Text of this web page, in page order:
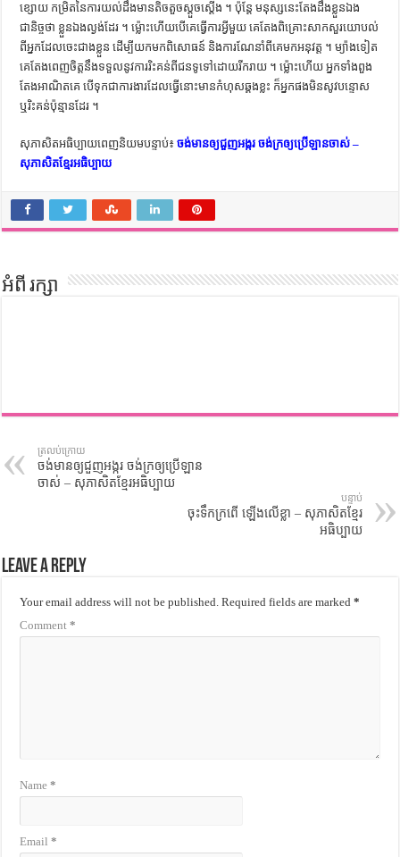
ខ្សោយ កម្រិត​នៃ​ការ​យល់ដឹង​មាន​តិច​តួច​ស្ដួចស្ដើង ។ ប៉ុន្តែ មនុស្ស​នេះ​តែង​ដឹង​ខ្លួន​ឯង​
ជានិច្ច​ថា ខ្លួនឯង​ល្ងង់​ដែរ ។ ម្ល៉ោះ​ហើយ​បើ​គេ​ធ្វើ​ការ​អ្វី​មួយ គេ​តែង​ពិគ្រោះ​សាកសួរ​យោបល់​
ពី​អ្នក​ដែល​ចេះ​ជាង​ខ្លួន ដើម្បី​យក​មក​ពិសោធន៍ និង​ការ​ណែនាំ​ពី​គេ​មក​អនុវត្ត ។ ម្យ៉ាង​ទៀត
គេ​តែង​ពេញ​ចិត្ត​នឹង​ទទួល​នូវ​ការ​រិះគន់​ពី​ជន​ទូទៅ​ដោយ​រីករាយ ។ ម្ល៉ោះ​ហើយ អ្នក​ទាំង​ពួង​
តែង​អាណិត​គេ បើ​ទុក​ជា​ការងារ​ដែល​ធ្វើ​នោះ​មាន​កំហុស​ឆ្គង​ខ្លះ ក៏​អ្នក​ផង​មិន​សូវ​បន្ទោស
ឬ​រិះគន់​ប៉ុន្មាន​ដែរ ។
សុភាសិតអធិប្បាយពេញនិយមបន្ទាប់៖ចង់មានឲ្យជួញអង្ករ ចង់ក្រឲ្យប្រើឡានចាស់ –
សុភាសិតខ្មែរអធិប្បាយ
អំពី រក្សា
ត្រលប់ក្រោយ
ចង់មានឲ្យជួញអង្ករ ចង់ក្រឲ្យប្រើឡាន
ចាស់ – សុភាសិតខ្មែរអធិប្បាយ
បន្ទាប់
ចុះទឹកក្រពើ ឡើងលើខ្លា – សុភាសិតខ្មែរ
អធិប្បាយ
Leave a Reply
Your email address will not be published. Required fields are marked*
Comment*
Name*
Email*